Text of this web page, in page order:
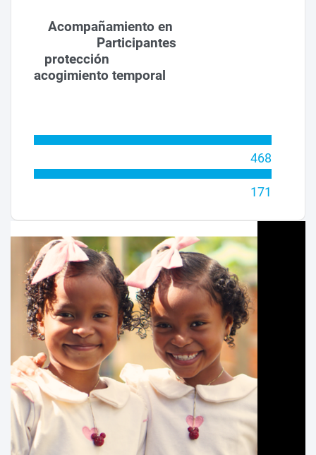
Acompañamiento en
Participantes
protección
acogimiento temporal
468
171